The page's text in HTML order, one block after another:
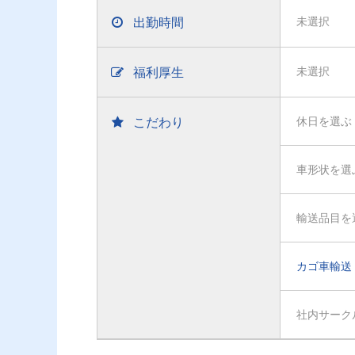
出勤時間 未選択
福利厚生 未選択
こだわり 休日を選ぶ
車形状を選
輸送品目を
カゴ車輸送
社内サーク